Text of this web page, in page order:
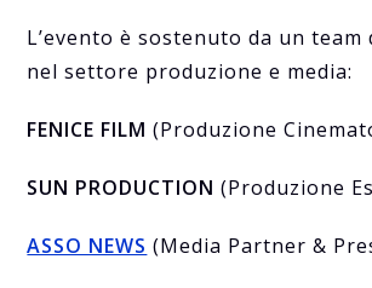
L’evento è sostenuto da un team
nel settore produzione e media:
FENICE FILM (Produzione
SUN PRODUCTION (Produzione
ASSO NEWS (Media Partner &